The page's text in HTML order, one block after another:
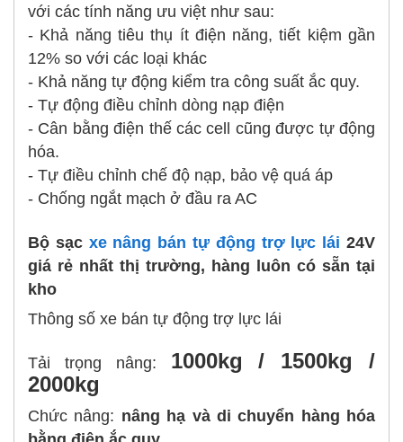
với các tính năng ưu việt như sau:
- Khả năng tiêu thụ ít điện năng, tiết kiệm gần
12% so với các loại khác
- Khả năng tự động kiểm tra công suất ắc quy.
- Tự động điều chỉnh dòng nạp điện
- Cân bằng điện thế các cell cũng được tự động
hóa.
- Tự điều chỉnh chế độ nạp, bảo vệ quá áp
- Chống ngắt mạch ở đầu ra AC
Bộ sạc xe nâng bán tự động trợ lực lái 24V
giá rẻ nhất thị trường, hàng luôn có sẵn tại
kho
Thông số xe bán tự động trợ lực lái
Tải trọng nâng: 1000kg / 1500kg /
2000kg
Chức nâng: nâng hạ và di chuyển hàng hóa